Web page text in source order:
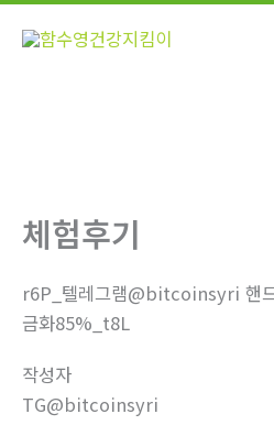
콘
체험후기
r6P_텔레그램@bitcoinsyri 핸
금화85%_t8L
작성자
TG@bitcoinsyri